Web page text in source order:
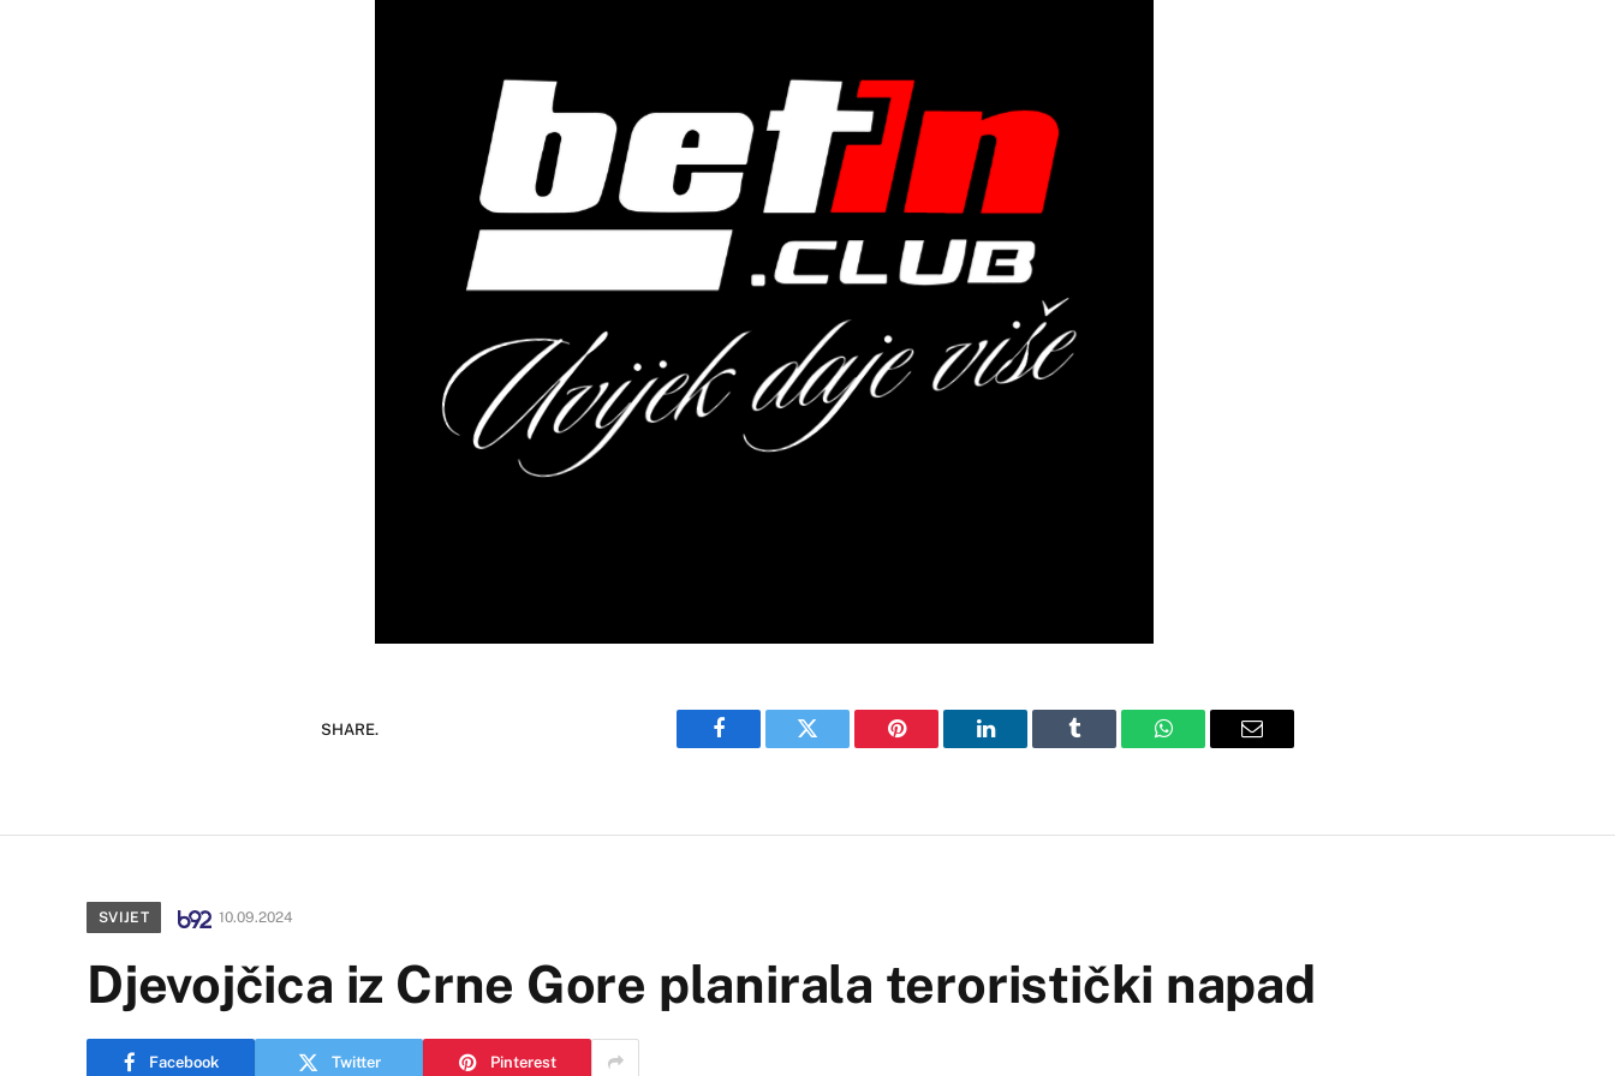
SHARE.
Facebook Twitter Pinterest LinkedIn Tumblr WhatsAppEmail
SVIJET 10.09.2024
Djevojčica iz Crne Gore planirala teroristički napad
Facebook Twitter Pinterest